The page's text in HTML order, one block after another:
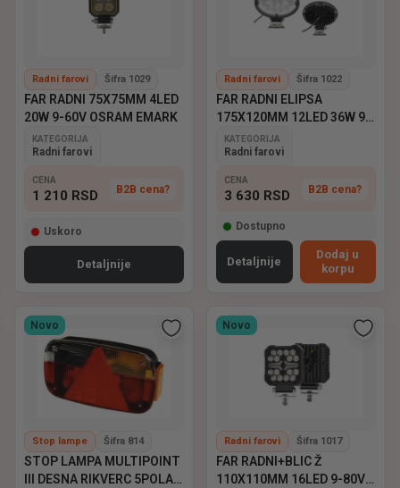
Radni farovi Šifra 1029
FAR RADNI 75X75MM 4LED
20W 9-60V OSRAM EMARK
KATEGORIJA
Radni farovi
CENA
1 210 RSD B2B cena?
Uskoro
Detaljnije
Radni farovi Šifra 1022
FAR RADNI ELIPSA
175X120MM 12LED 36W 9-
60V EMARK
KATEGORIJA
Radni farovi
CENA
3 630 RSD B2B cena?
Dostupno
Detaljnije
Dodaj u
korpu
Novo
Stop lampe Šifra 814
STOP LAMPA MULTIPOINT
III DESNA RIKVERC 5POLA
Novo
Radni farovi Šifra 1017
FAR RADNI+BLIC Ž
110X110MM 16LED 9-80V